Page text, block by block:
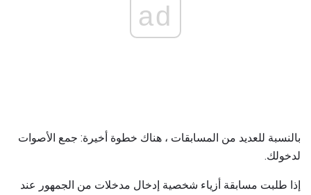
ad
بالنسبة للعديد من المسابقات ، هناك خطوة أخيرة: جمع الأصوات
لدخولك.
إذا طلبت مسابقة أزياء شخصية إدخال مدخلات من الجمهور عند